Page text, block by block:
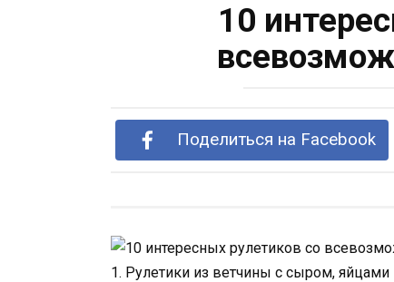
10
Поделиться на Facebook
1. Рулетики из ветчины с сыром,